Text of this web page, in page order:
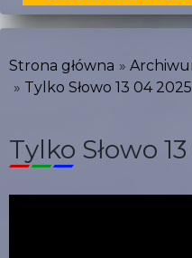
Strona główna
Tylko Słowo 13 04 2025
Tylko Słowo